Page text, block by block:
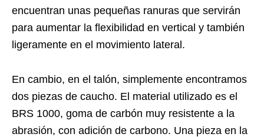
encuentran unas pequeñas ranuras que servirán
para aumentar la flexibilidad en vertical y también
ligeramente en el movimiento lateral.
En cambio, en el talón, simplemente encontramos
dos piezas de caucho. El material utilizado es el
BRS 1000, goma de carbón muy resistente a la
abrasión, con adición de carbono. Una pieza en la